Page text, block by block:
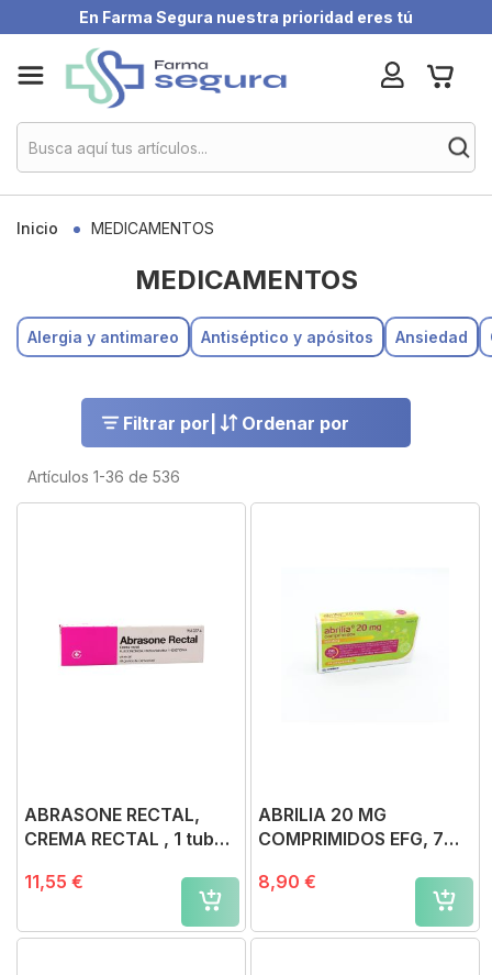
En Farma Segura nuestra prioridad eres tú
to
Content
My
Inicio MEDICAMENTOS
MEDICAMENTOS
Alergia y antimareo Antiséptico y apósitos Ansiedad
Artículos 1-36 de 536
Filtrar por Ordenar por
ABRASONE RECTAL,
CREMA RECTAL , 1 tubo
11,55 €
ABRILIA 20 MG
COMPRIMIDOS EFG, 7
Al/Al/PA-PVC)
8,90 €